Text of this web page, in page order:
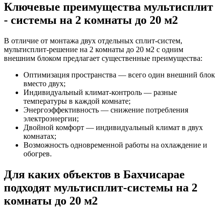
Ключевые преимущества мультисплит
- системы на 2 комнаты до 20 м2
В отличие от монтажа двух отдельных сплит-систем,
мультисплит-решение на 2 комнаты до 20 м2 с одним
внешним блоком предлагает существенные преимущества:
Оптимизация пространства — всего один внешний блок
вместо двух;
Индивидуальный климат-контроль — разные
температуры в каждой комнате;
Энергоэффективность — снижение потребления
электроэнергии;
Двойной комфорт — индивидуальный климат в двух
комнатах;
Возможность одновременной работы на охлаждение и
обогрев.
Для каких объектов в Бахчисарае
подходят мультисплит-системы на 2
комнаты до 20 м2